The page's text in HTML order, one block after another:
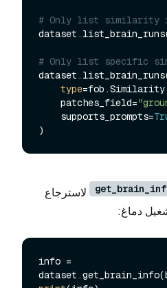
# Only list similarity
# Only list specific
type
    patches_field=
    supports_prompts=
لاسترجاع
دماغ:
info =